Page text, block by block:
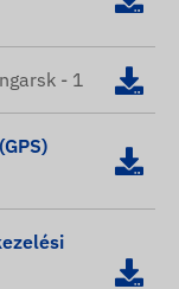
- 1